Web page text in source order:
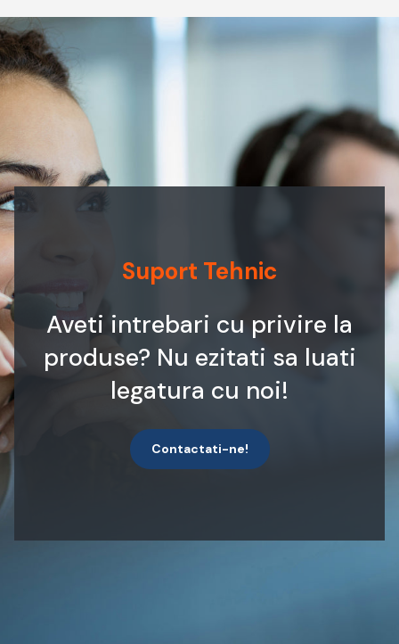
Suport Tehnic
Aveti intrebari cu privire la
produse? Nu ezitati sa luati
legatura cu noi!
Contactati-ne!